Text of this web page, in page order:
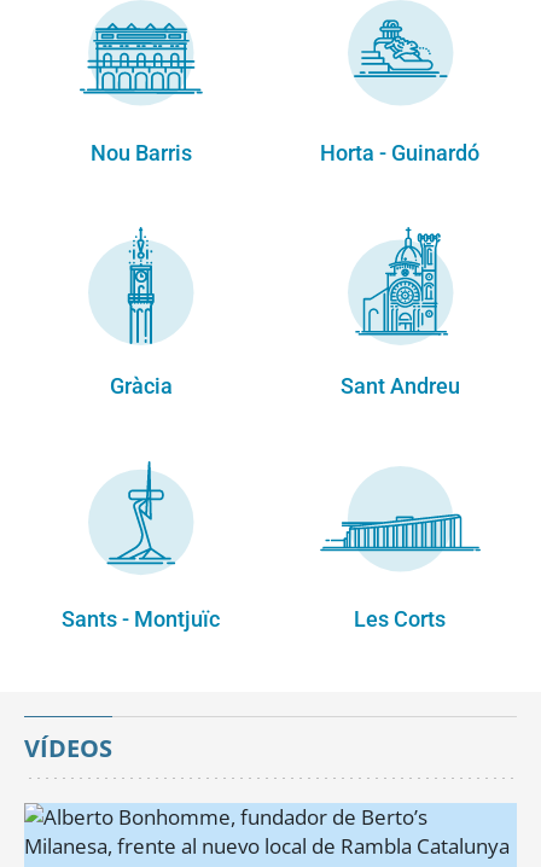
Nou Barris Horta - Guinardó
Gràcia Sant Andreu
Sants - Montjuïc Les Corts
VÍDEOS